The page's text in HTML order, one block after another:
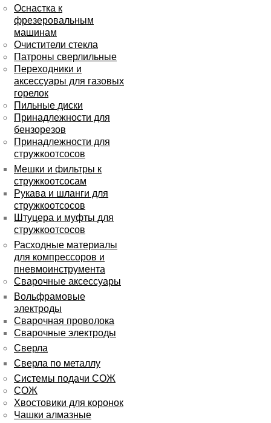
Оснастка к
фрезеровальным
машинам
Очистители стекла
Патроны сверлильные
Переходники и
аксессуары для газовых
горелок
Пильные диски
Принадлежности для
бензорезов
Принадлежности для
стружкоотсосов
Мешки и фильтры к
стружкоотсосам
Рукава и шланги для
стружкоотсосов
Штуцера и муфты для
стружкоотсосов
Расходные материалы
для компрессоров и
пневмоинструмента
Сварочные аксессуары
Вольфрамовые
электроды
Сварочная проволока
Сварочные электроды
Сверла
Сверла по металлу
Системы подачи СОЖ
СОЖ
Хвостовики для коронок
Чашки алмазные